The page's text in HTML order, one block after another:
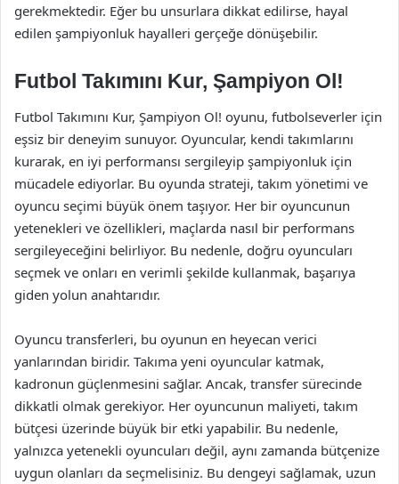
gerekmektedir. Eğer bu unsurlara dikkat edilirse, hayal
edilen şampiyonluk hayalleri gerçeğe dönüşebilir.
Futbol Takımını Kur, Şampiyon Ol!
Futbol Takımını Kur, Şampiyon Ol! oyunu, futbolseverler için
eşsiz bir deneyim sunuyor. Oyuncular, kendi takımlarını
kurarak, en iyi performansı sergileyip şampiyonluk için
mücadele ediyorlar. Bu oyunda strateji, takım yönetimi ve
oyuncu seçimi büyük önem taşıyor. Her bir oyuncunun
yetenekleri ve özellikleri, maçlarda nasıl bir performans
sergileyeceğini belirliyor. Bu nedenle, doğru oyuncuları
seçmek ve onları en verimli şekilde kullanmak, başarıya
giden yolun anahtarıdır.
Oyuncu transferleri, bu oyunun en heyecan verici
yanlarından biridir. Takıma yeni oyuncular katmak,
kadronun güçlenmesini sağlar. Ancak, transfer sürecinde
dikkatli olmak gerekiyor. Her oyuncunun maliyeti, takım
bütçesi üzerinde büyük bir etki yapabilir. Bu nedenle,
yalnızca yetenekli oyuncuları değil, aynı zamanda bütçenize
uygun olanları da seçmelisiniz. Bu dengeyi sağlamak, uzun